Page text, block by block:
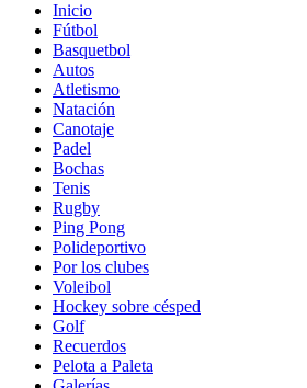
Inicio
Fútbol
Basquetbol
Autos
Atletismo
Natación
Canotaje
Padel
Bochas
Tenis
Rugby
Ping Pong
Polideportivo
Por los clubes
Voleibol
Hockey sobre césped
Golf
Recuerdos
Pelota a Paleta